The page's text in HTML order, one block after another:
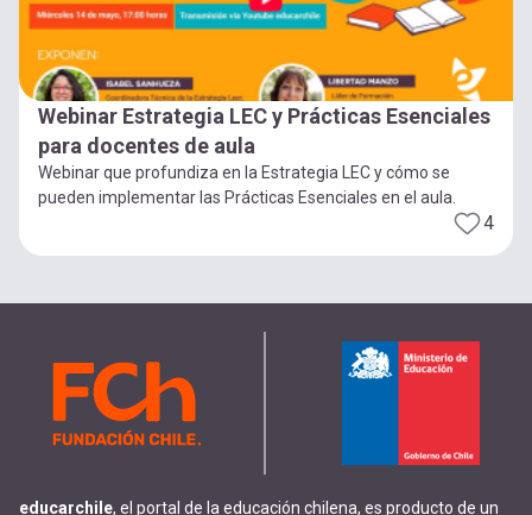
Webinar Estrategia LEC y Prácticas Esenciales
para docentes de aula
Webinar que profundiza en la Estrategia LEC y cómo se
pueden implementar las Prácticas Esenciales en el aula.
4
educarchile, el portal de la educación chilena, es producto de un